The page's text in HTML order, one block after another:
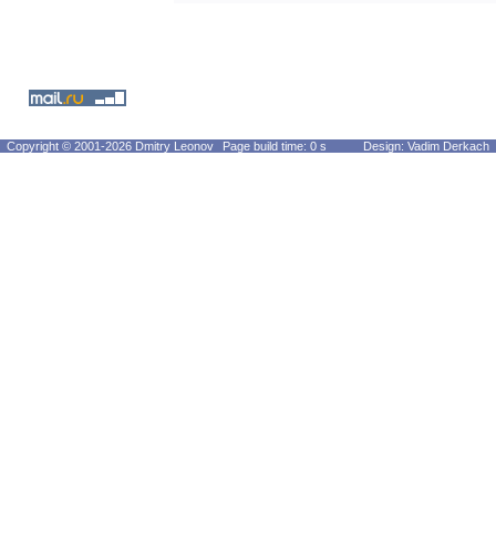
Copyright © 2001-2026 Dmitry Leonov Page build time: 0 s Design: Vadim Derkach